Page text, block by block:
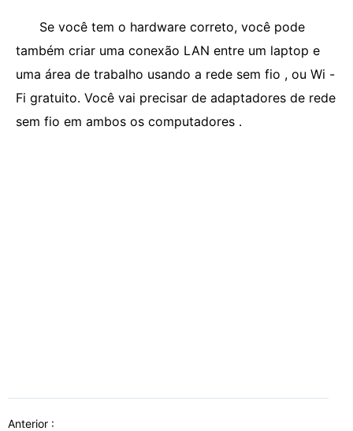
Se você tem o hardware correto, você pode
também criar uma conexão LAN entre um laptop e
uma área de trabalho usando a rede sem fio , ou Wi -
Fi gratuito. Você vai precisar de adaptadores de rede
sem fio em ambos os computadores .
Anterior :